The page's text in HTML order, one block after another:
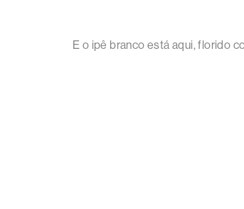
E o ipê branco está aqui, florido